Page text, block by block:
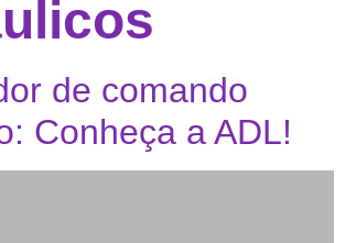
de comando
Conheça a ADL!